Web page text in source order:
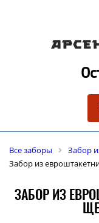
Все заборы
Забор
Забор из
ЗАБОР ИЗ